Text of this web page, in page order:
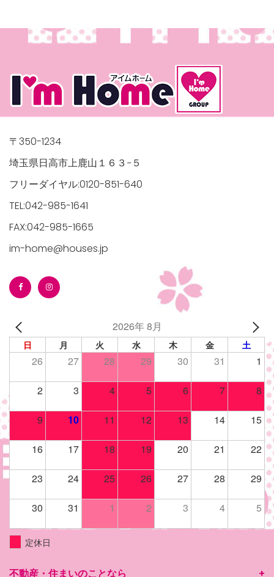
manager/wp-
top-
〒350-1234
埼玉県日高市上鹿山１６３−５
フリーダイヤル:0120-851-640
TEL:042-985-1641
FAX:042-985-1665
im-home@houses.jp
2026年 8月
日 月 火 水 木 金 土
26 27 28 29 30 31 1
2 3 4 5 6 7 8
9 10 11 12 13 14 15
16 17 18 19 20 21 22
23 24 25 26 27 28 29
30 31 1 2 3 4 5
定休日
不動産・住まいのことなら